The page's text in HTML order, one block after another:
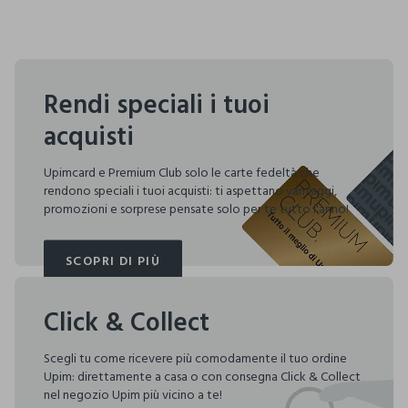
Rendi speciali i tuoi
acquisti
Upimcard e Premium Club solo le carte fedeltà che
rendono speciali i tuoi acquisti: ti aspettano vantaggi,
promozioni e sorprese pensate solo per te tutto l'anno!
SCOPRI DI PIÙ
SCOPRI DI PIÙ
Click & Collect
Scegli tu come ricevere più comodamente il tuo ordine
Upim: direttamente a casa o con consegna Click & Collect
nel negozio Upim più vicino a te!